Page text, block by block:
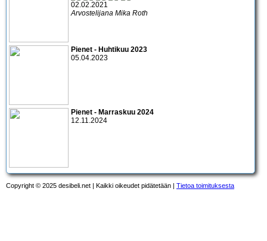
02.02.2021
Arvostelijana Mika Roth
Pienet - Huhtikuu 2023
05.04.2023
Pienet - Marraskuu 2024
12.11.2024
Copyright © 2025 desibeli.net | Kaikki oikeudet pidätetään | Tietoa toimituksesta